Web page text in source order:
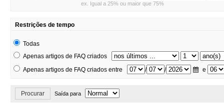
ex. Igual a 25% ou maior que 75%
Restrições de tempo
Todas
Apenas artigos de FAQ criados
Apenas artigos de FAQ criados entre
/ / e
Procurar Saída para